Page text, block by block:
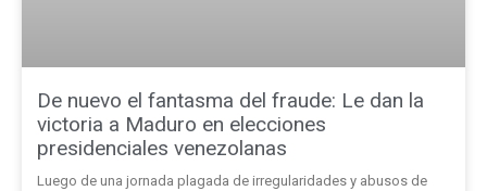
De nuevo el fantasma del fraude: Le dan la
victoria a Maduro en elecciones
presidenciales venezolanas
Luego de una jornada plagada de irregularidades y abusos de